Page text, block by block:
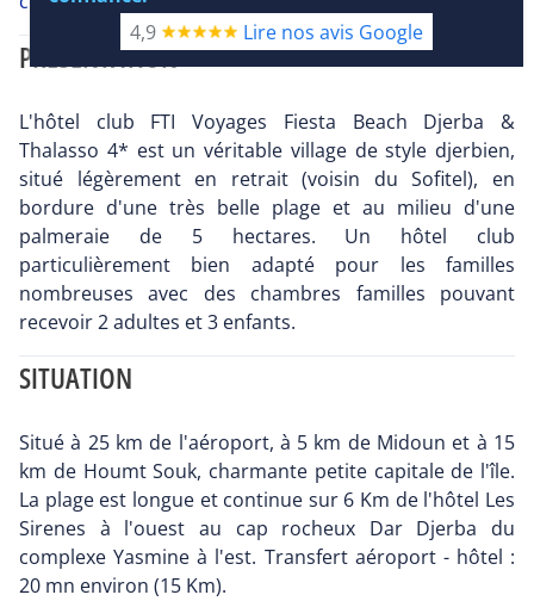
PRÉSENTATION
L'hôtel club FTI Voyages Fiesta Beach Djerba &
Thalasso 4* est un véritable village de style djerbien,
situé légèrement en retrait (voisin du Sofitel), en
bordure d'une très belle plage et au milieu d'une
palmeraie de 5 hectares. Un hôtel club
particulièrement bien adapté pour les familles
nombreuses avec des chambres familles pouvant
recevoir 2 adultes et 3 enfants.
SITUATION
Situé à 25 km de l'aéroport, à 5 km de Midoun et à 15
km de Houmt Souk, charmante petite capitale de l'île.
La plage est longue et continue sur 6 Km de l'hôtel Les
Sirenes à l'ouest au cap rocheux Dar Djerba du
complexe Yasmine à l'est. Transfert aéroport - hôtel :
20 mn environ (15 Km).
4,9
Lire nos avis Google